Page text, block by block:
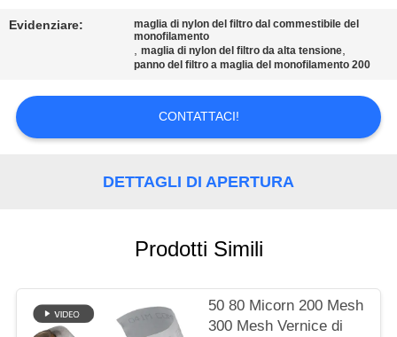
CITAZIONE
PRIVACY
POLICY
Evidenziare:
maglia di nylon del filtro dal commestibile del
monofilamento
,maglia di nylon del filtro da alta tensione,
panno del filtro a maglia del monofilamento 200
CONTATTACI!
DETTAGLI DI APERTURA
Prodotti Simili
50 80 Micorn 200 Mesh
300 Mesh Vernice di